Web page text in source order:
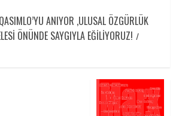
ANIYOR ,ULUSAL ÖZGÜRLÜK
ÖNÜNDE SAYGIYLA EĞİLİYORUZ!